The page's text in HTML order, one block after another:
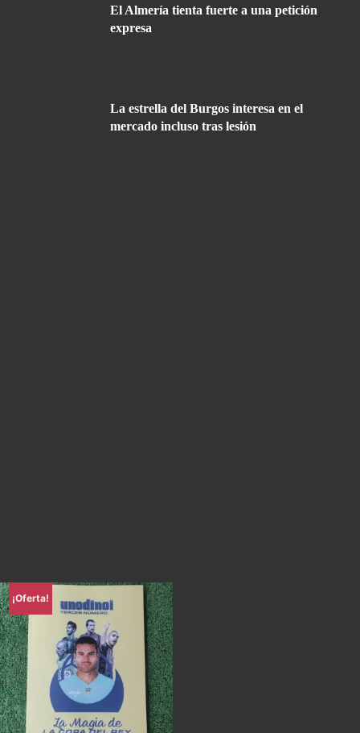
El Almería tienta fuerte a una petición
expresa
La estrella del Burgos interesa en el
mercado incluso tras lesión
¡Oferta!